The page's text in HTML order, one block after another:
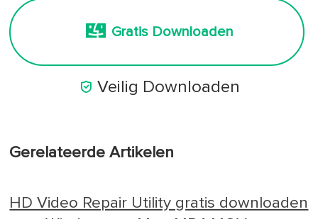
Gratis Downloaden
 Veilig Downloaden
Gerelateerde Artikelen
HD Video Repair Utility gratis downloaden